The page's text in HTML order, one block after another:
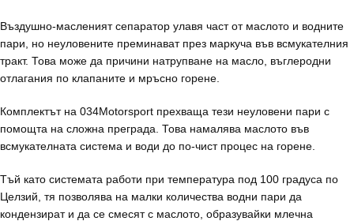
Въздушно-масленият сепаратор улавя част от маслото и водните
пари, но неуловените преминават през маркуча във всмукателния
тракт. Това може да причини натрупване на масло, въглеродни
отлагания по клапаните и мръсно горене.
Комплектът на 034Motorsport прехваща тези неуловени пари с
помощта на сложна преграда. Това намалява маслото във
всмукателната система и води до по-чист процес на горене.
Тъй като системата работи при температура под 100 градуса по
Целзий, тя позволява на малки количества водни пари да
кондензират и да се смесят с маслото, образувайки млечна